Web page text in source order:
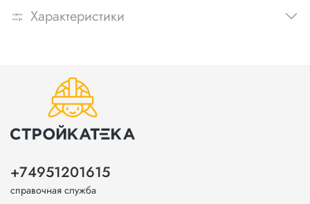
Характеристики
+74951201615
справочная служба